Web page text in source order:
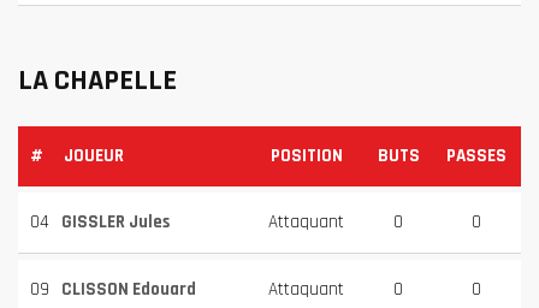
LA CHAPELLE
# JOUEUR POSITION BUTS PASSES
04 GISSLER Jules Attaquant 0 0
09 CLISSON Edouard Attaquant 0 0